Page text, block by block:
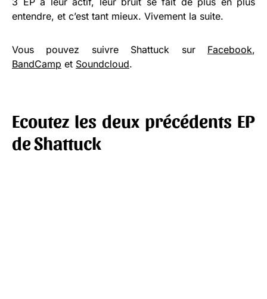
entendre, et c’est tant mieux. Vivement la suite.
Vous pouvez suivre Shattuck sur Facebook,
BandCamp et Soundcloud.
Ecoutez les deux précédents EP
de Shattuck